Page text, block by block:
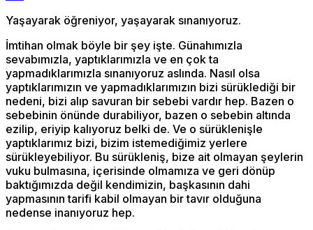
Yaşayarak öğreniyor, yaşayarak sınanıyoruz.
İmtihan olmak böyle bir şey işte. Günahımızla
sevabımızla, yaptıklarımızla ve en çok ta
yapmadıklarımızla sınanıyoruz aslında. Nasıl olsa
yaptıklarımızın ve yapmadıklarımızın bizi sürüklediği bir
nedeni, bizi alıp savuran bir sebebi vardır hep. Bazen o
sebebinin önünde durabiliyor, bazen o sebebin altında
ezilip, eriyip kalıyoruz belki de. Ve o sürüklenişle
yaptıklarımız bizi, bizim istemediğimiz yerlere
sürükleyebiliyor. Bu sürükleniş, bize ait olmayan şeylerin
vuku bulmasına, içerisinde olmamıza ve geri dönüp
baktığımızda değil kendimizin, başkasının dahi
yapmasının tarifi kabil olmayan bir tavır olduğuna
nedense inanıyoruz hep.